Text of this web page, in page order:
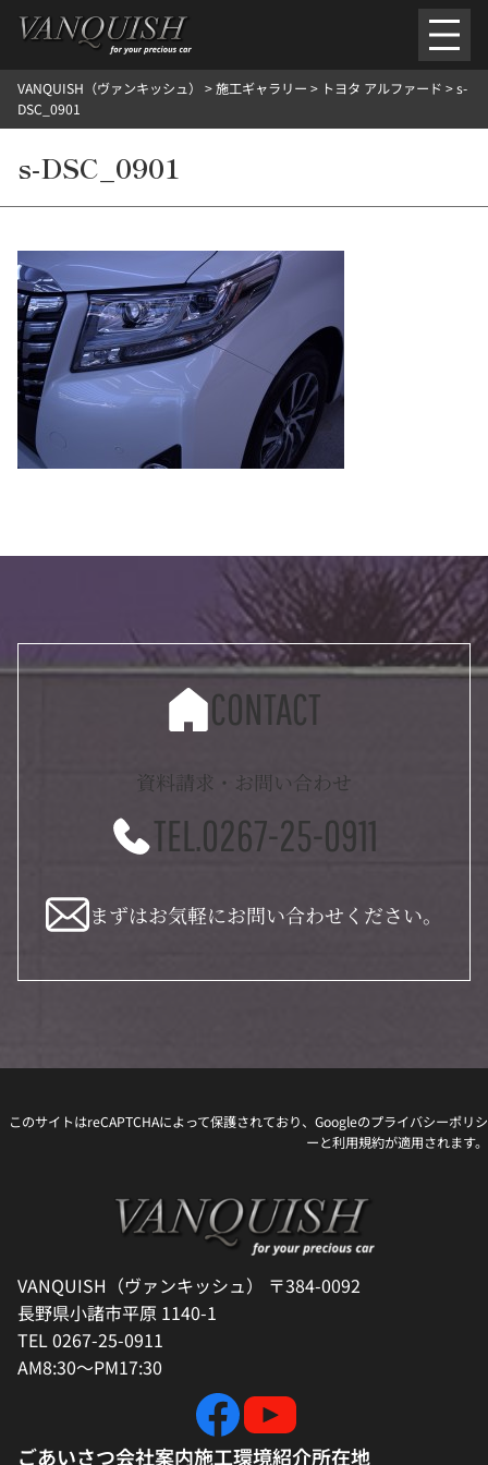
を
ごあいさつ 会社案内施工環境紹介所在地
ご提供メニュー
外装のガラスコーティング施工料金
ヘッドライトクリーニング施工料金
樹脂・メッシュパーツコーティング施工料金
施工ギャラリー
PICKUPNOSTALGIC
お客さまの声お問い合わせ施工のご予約
VANQUISH（ヴァンキッシュ） >施工ギャラリー > トヨタ アルファード >s-
DSC_0901
s-DSC_0901
CONTACT
資料請求・お問い合わせ
TEL.0267-25-0911
まずはお気軽にお問い合わせください。
このサイトはreCAPTCHAによって保護されており、Googleのプライバシーポリシ
ーと利用規約が適用されます。
VANQUISH（ヴァンキッシュ） 〒384-0092
長野県小諸市平原 1140-1
TEL 0267-25-0911
AM8:30～PM17:30
ごあいさつ会社案内施工環境紹介所在地